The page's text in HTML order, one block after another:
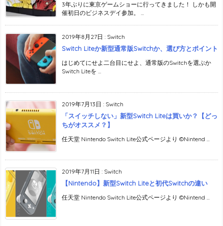
3年ぶりに東京ゲームショーに行ってきました！ しかも開
催初日のビジネスデイ参加。 ...
2019年8月27日 : Switch
Switch Liteか新型通常版Switchか、選び方とポイント
はじめてにせよ二台目にせよ、通常版のSwitchを選ぶか
Switch Liteを ...
2019年7月13日 : Switch
「スイッチしない」新型Switch Liteは買いか？【どっ
ちがオススメ？】
任天堂 Nintendo Switch Lite公式ページより ©Nintend ...
2019年7月11日 : Switch
【Nintendo】新型Switch Liteと初代Switchの違い
任天堂 Nintendo Switch Lite公式ページより ©Nintend ...